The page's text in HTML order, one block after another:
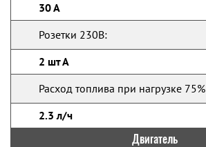
30 А
Розетки 230В:
2 шт А
Расход топлива при нагрузке 75%
2.3 л/ч
Двигатель